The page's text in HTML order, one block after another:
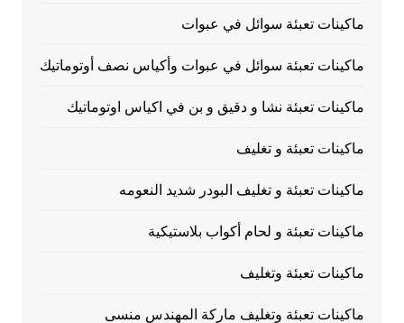
ماكينات تعبئة سوائل في عبوات
ماكينات تعبئة سوائل في عبوات وأكياس نصف أوتوماتيك
ماكينات تعبئة نشا و دقيق و بن في اكياس اوتوماتيك
ماكينات تعبئة و تغليف
ماكينات تعبئة و تغليف البودر شديد النعومه
ماكينات تعبئة و لحام أكواب بلاستيكية
ماكينات تعبئة وتغليف
ماكينات تعبئة وتغليف ماركة المهندس منسى